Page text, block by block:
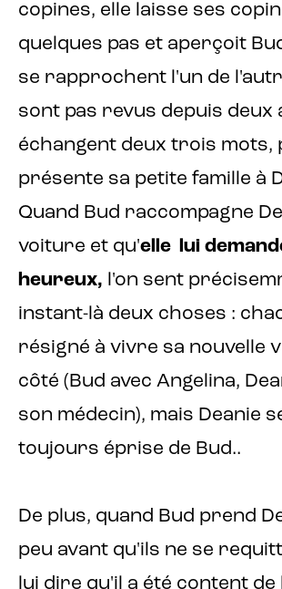
copines, elle laisse ses
quelques pas et aperçoit
se rapprochent l'un de
sont pas revus depuis deux
échangent deux trois mots,
présente sa petite famille à
Quand Bud raccompagne
voiture et qu'elle lui
heureux, l'on sent
instant-là deux choses :
résigné à vivre sa nouvelle
côté (Bud avec Angelina,
son médecin), mais Deanie
toujours éprise de Bud..
De plus, quand Bud prend
peu avant qu'ils ne se
lui dire qu'il a été content